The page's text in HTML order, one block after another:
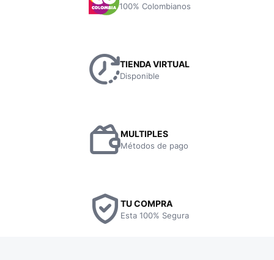
100% Colombianos
TIENDA VIRTUAL
Disponible
MULTIPLES
Métodos de pago
TU COMPRA
Esta 100% Segura